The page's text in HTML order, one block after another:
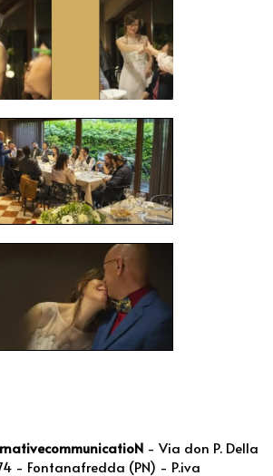
- Via don P. Della
- Fontanafredda (PN) - P.iva